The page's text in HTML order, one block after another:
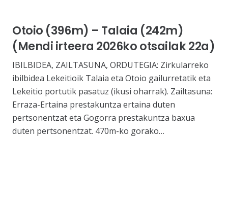
Otoio (396m) – Talaia (242m)
(Mendi irteera 2026ko otsailak 22a)
IBILBIDEA, ZAILTASUNA, ORDUTEGIA: Zirkularreko
ibilbidea Lekeitioik Talaia eta Otoio gailurretatik eta
Lekeitio portutik pasatuz (ikusi oharrak). Zailtasuna:
Erraza-Ertaina prestakuntza ertaina duten
pertsonentzat eta Gogorra prestakuntza baxua
duten pertsonentzat. 470m-ko gorako…